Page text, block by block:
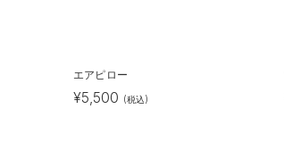
エアピロー
¥5,500 (税込)